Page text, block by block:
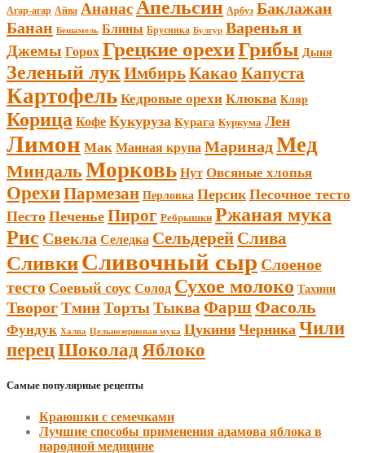
Агар-агар Айва Ананас Апельсин Арбуз Баклажан
Банан Бешамель Блины Брусника Булгур Варенья и
Джемы Горох Грецкие орехиГрибы Дыня
Зеленый лук ИмбирьКакао Капуста
Картофель Кедровые орехи Клюква Кляр
Корица Кофе Кукуруза Курага Куркума Лен
Лимон Мак Манная крупа МаринадМед
Миндаль Морковь Нут Овсяные хлопья
ОрехиПармезан Перловка Персик Песочное тесто
Песто Печенье Пирог Ребрышки Ржаная мука
Рис Свекла Селедка Сельдерей Слива
СливкиСливочный сыр Слоеное
тесто Соевый соус Солод Сухое молоко Тахини
ТворогТминТортыТыква ФаршФасоль
Фундук Халва Цельнозерновая мука Цукини Черника Чили
перецШоколад Яблоко
Самые популярные рецепты
Краюшки с семечками
Лучшие способы применения адамова яблока в
народной медицине